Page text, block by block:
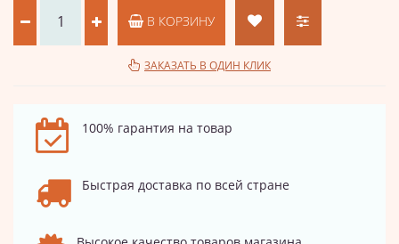
В КОРЗИНУ
ЗАКАЗАТЬ В ОДИН КЛИК
100% гарантия на товар
Быстрая доставка по всей стране